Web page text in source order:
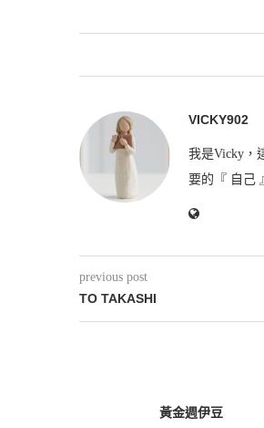
VICKY902
我是Vicky，
要的『 自己
previous post
TO TAKASHI
黃金週伊豆